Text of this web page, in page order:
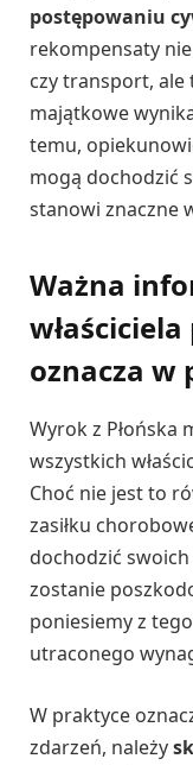
postępowaniu
rekompensaty
czy transport, ale
majątkowe
temu,
mogą dochodzić
stanowi znaczne
Ważna
oznacza w
Wyrok z Płońska
wszystkich
Choć nie jest to
zasiłku
dochodzić
zostanie
poniesiemy z
utraconego
W praktyce
zdarzeń, należy